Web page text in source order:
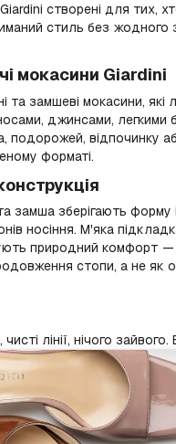
створені для тих,
стиль без жодного
мокасини Giardini
та замшеві мокасини, які
джинсами, легкими
подорожей, відпочинку
форматі.
замша зберігають форму
носіння. М'яка
природний комфорт —
стопи, а не як
лінії, нічого
до себе — і саме тому
мокасини
Giardini — доставка по